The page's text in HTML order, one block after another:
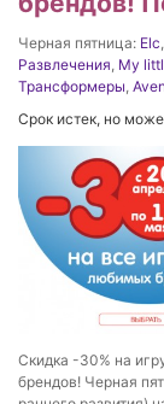
Черная пятница: Elc
Развлечения My
Трансформеры
Срок истек, но
Скидка -30% на
брендов! Черная